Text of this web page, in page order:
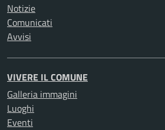
Notizie
Comunicati
Avvisi
VIVERE IL COMUNE
Galleria immagini
Luoghi
Eventi